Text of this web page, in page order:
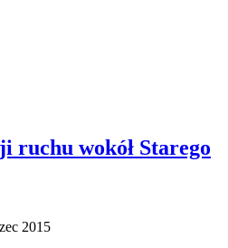
ruchu wokół Starego
2015